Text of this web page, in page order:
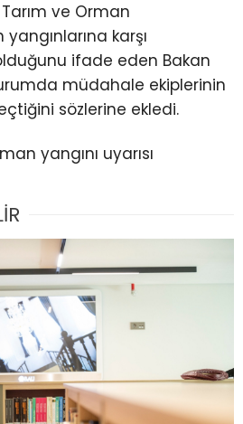
ve Orman
yangınlarına karşı
olduğunu ifade eden Bakan
müdahale ekiplerinin
sözlerine ekledi.